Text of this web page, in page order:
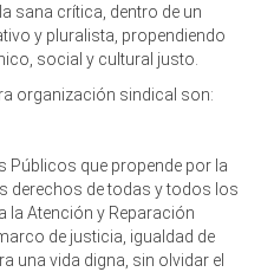
sana crítica, dentro de un
y pluralista, propendiendo
social y cultural justo.
organización sindical son:
Públicos que propende por la
derechos de todas y todos los
la Atención y Reparación
de justicia, igualdad de
una vida digna, sin olvidar el